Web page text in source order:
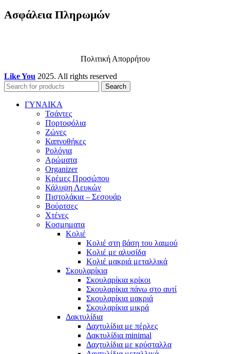
Ασφάλεια Πληρωμών
Πολιτική Απορρήτου
Like You 2025. All rights reserved
Search
ΓΥΝΑΙΚΑ
Τσάντες
Πορτοφόλια
Ζώνες
Καπνοθήκες
Ρολόγια
Αρώματα
Organizer
Κρέμες Προσώπου
Κάλυψη Λευκών
Πιστολάκια – Σεσουάρ
Βούρτσες
Χτένες
Κοσμηματα
Κολιέ
Κολιέ στη βάση του λαιμού
Κολιέ με αλυσίδα
Κολιέ μακριά μεταλλικά
Σκουλαρίκια
Σκουλαρίκια κρίκοι
Σκουλαρίκια πάνω στο αυτί
Σκουλαρίκια μακριά
Σκουλαρίκια μικρά
Δακτυλίδια
Δαχτυλίδια με πέρλες
Δακτυλίδια minimal
Δαχτυλίδια με κρύσταλλα